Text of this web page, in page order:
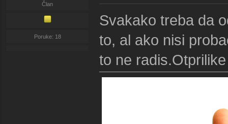
Član
Poruke: 18
Svakako treba da
to, al ako nisi
to ne